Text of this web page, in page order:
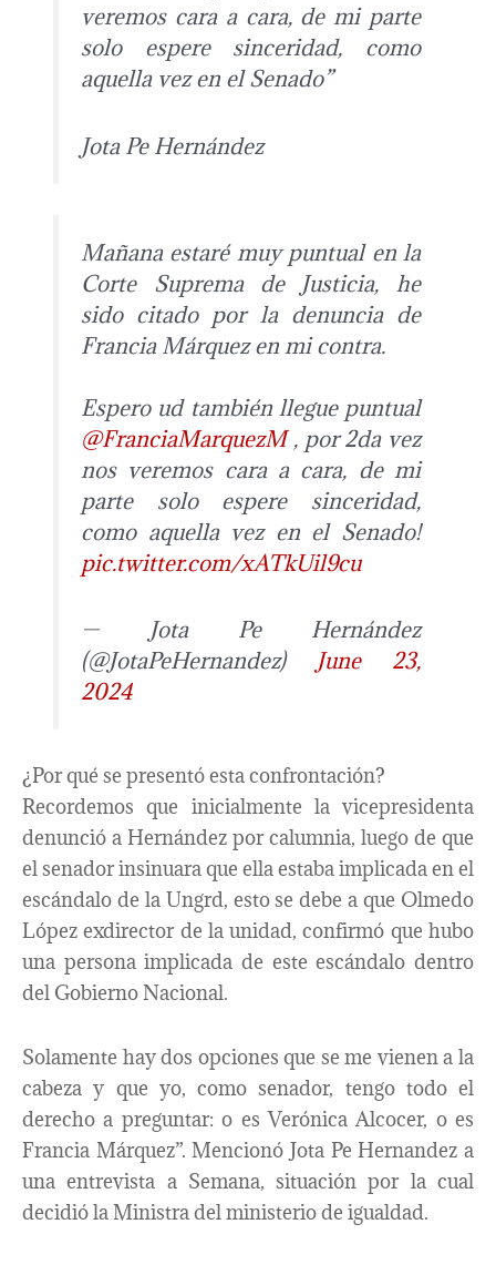
veremos cara a cara, de mi parte
solo espere sinceridad, como
aquella vez en el Senado”
Jota Pe Hernández
Mañana estaré muy puntual en la
Corte Suprema de Justicia, he
sido citado por la denuncia de
Francia Márquez en mi contra.
Espero ud también llegue puntual
@FranciaMarquezM, por 2da vez
nos veremos cara a cara, de mi
parte solo espere sinceridad,
como aquella vez en el Senado!
pic.twitter.com/xATkUil9cu
— Jota Pe Hernández
(@JotaPeHernandez) June 23,
2024
¿Por qué se presentó esta confrontación?
Recordemos que inicialmente la vicepresidenta
denunció a Hernández por calumnia, luego de que
el senador insinuara que ella estaba implicada en el
escándalo de la Ungrd, esto se debe a que Olmedo
López exdirector de la unidad, confirmó que hubo
una persona implicada de este escándalo dentro
del Gobierno Nacional.
Solamente hay dos opciones que se me vienen a la
cabeza y que yo, como senador, tengo todo el
derecho a preguntar: o es Verónica Alcocer, o es
Francia Márquez”. Mencionó Jota Pe Hernandez a
una entrevista a Semana, situación por la cual
decidió la Ministra del ministerio de igualdad.